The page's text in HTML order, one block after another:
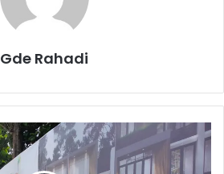
Gde Rahadi